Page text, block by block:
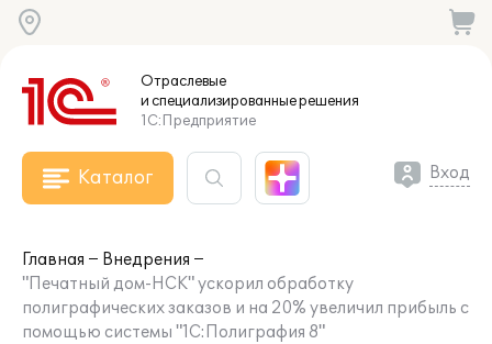
Отраслевые
и специализированныерешения
1С:Предприятие
Каталог Вход
Главная
Внедрения
"Печатный дом-НСК" ускорил обработку
полиграфических заказов и на 20% увеличил прибыль с
помощью системы "1С:Полиграфия 8"